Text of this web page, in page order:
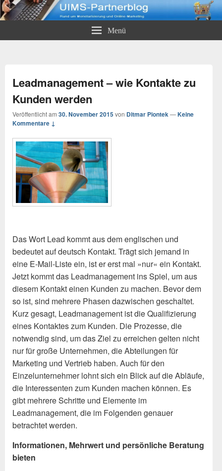
UIMS-Partnerblog
Rund um Monetarisierung und Online-Marketing
Menü
Leadmanagement – wie Kontakte zu
Kunden werden
Veröffentlicht am 30. November 2015von Ditmar Piontek—Keine
Kommentare ↓
Das Wort Lead kommt aus dem englischen und
bedeutet auf deutsch Kontakt. Trägt sich jemand in
eine E-Mail-Liste ein, ist er erst mal »nur« ein Kontakt.
Jetzt kommt das Leadmanagement ins Spiel, um aus
diesem Kontakt einen Kunden zu machen. Bevor dem
so ist, sind mehrere Phasen dazwischen geschaltet.
Kurz gesagt, Leadmanagement ist die Qualifizierung
eines Kontaktes zum Kunden. Die Prozesse, die
notwendig sind, um das Ziel zu erreichen gelten nicht
nur für große Unternehmen, die Abteilungen für
Marketing und Vertrieb haben. Auch für den
Einzelunternehmer lohnt sich ein Blick auf die Abläufe,
die Interessenten zum Kunden machen können. Es
gibt mehrere Schritte und Elemente im
Leadmanagement, die im Folgenden genauer
betrachtet werden.
Informationen, Mehrwert und persönliche Beratung
bieten